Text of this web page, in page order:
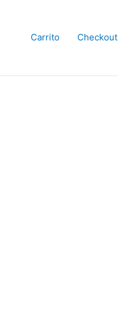
Carrito Checkout